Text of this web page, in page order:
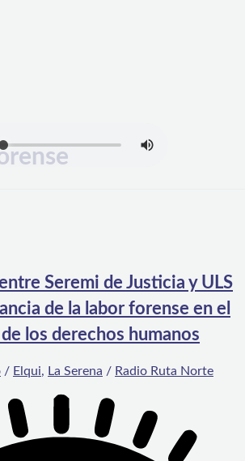
Seremi de Justicia y ULS
de la labor forense en el
los derechos humanos
/ Elqui, La Serena / Radio Ruta Norte